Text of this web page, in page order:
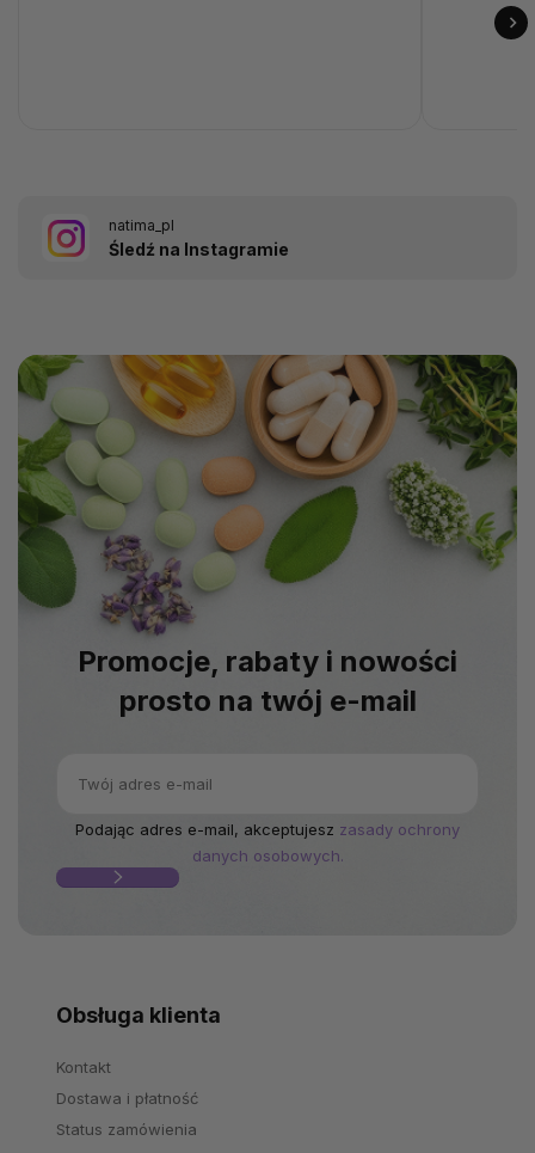
natima_pl
Śledź na Instagramie
Promocje, rabaty i nowości
prosto na twój e-mail
Podając adres e-mail, akceptujesz zasady ochrony
danych osobowych.
Obsługa klienta
Kontakt
Dostawa i płatność
Status zamówienia